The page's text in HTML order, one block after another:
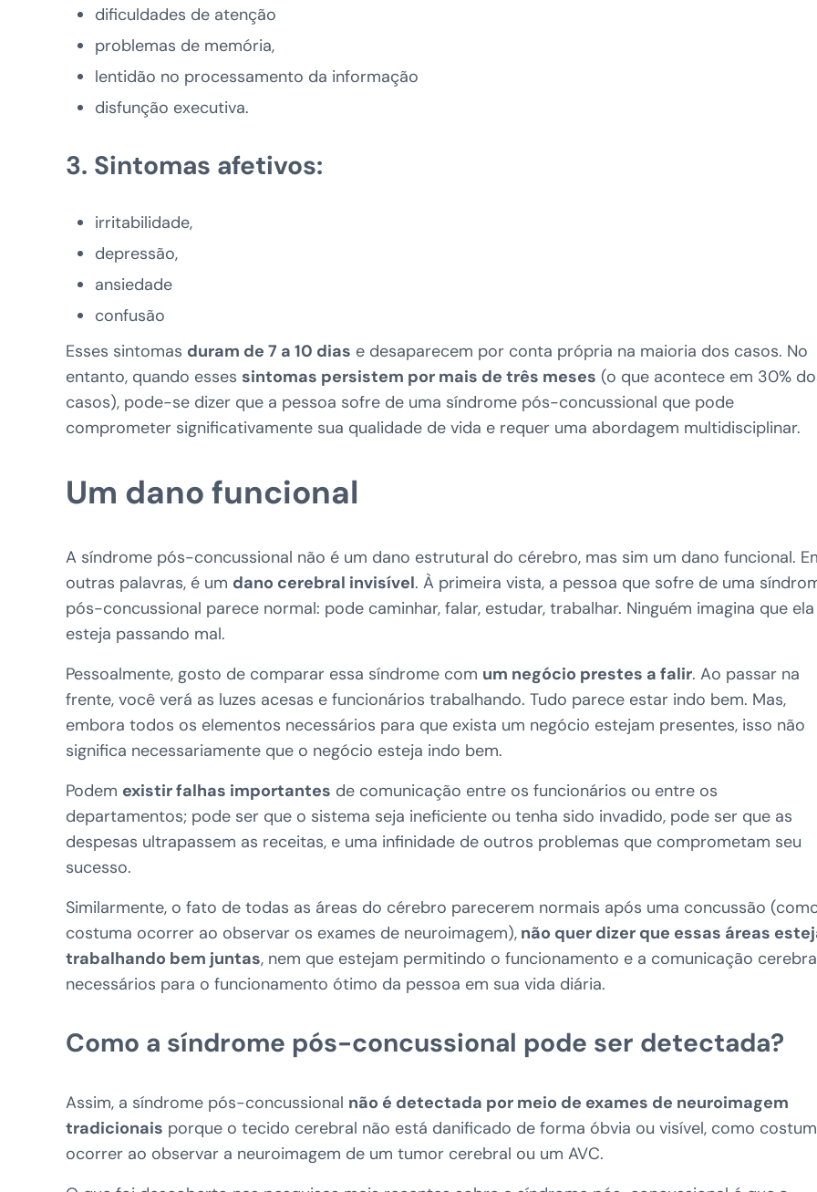
dificuldades de atenção
problemas de memória,
lentidão no processamento da informação
disfunção executiva.
3. Sintomas afetivos:
irritabilidade,
depressão,
ansiedade
confusão
Esses sintomas duram de 7 a 10 dias e desaparecem por conta própria na maioria dos casos. No
entanto, quando esses sintomas persistem por mais de três meses (o que acontece em 30%
casos), pode-se dizer que a pessoa sofre de uma síndrome pós-concussional que pode
comprometer significativamente sua qualidade de vida e requer uma abordagem multidisciplinar.
Um dano funcional
A síndrome pós-concussional não é um dano estrutural do cérebro, mas sim um dano funcional.
outras palavras, é um dano cerebral invisível. À primeira vista, a pessoa que sofre de uma
pós-concussional parece normal: pode caminhar, falar, estudar, trabalhar. Ninguém imagina que ela
esteja passando mal.
Pessoalmente, gosto de comparar essa síndrome com um negócio prestes a falir. Ao passar na
frente, você verá as luzes acesas e funcionários trabalhando. Tudo parece estar indo bem. Mas,
embora todos os elementos necessários para que exista um negócio estejam presentes, isso não
significa necessariamente que o negócio esteja indo bem.
Podem existir falhas importantes de comunicação entre os funcionários ou entre os
departamentos; pode ser que o sistema seja ineficiente ou tenha sido invadido, pode ser que as
despesas ultrapassem as receitas, e uma infinidade de outros problemas que comprometam seu
sucesso.
Similarmente, o fato de todas as áreas do cérebro parecerem normais após uma concussão
costuma ocorrer ao observar os exames de neuroimagem), não quer dizer que essas áreas
trabalhando bem juntas, nem que estejam permitindo o funcionamento e a comunicação
necessários para o funcionamento ótimo da pessoa em sua vida diária.
Como a síndrome pós-concussional pode ser detectada?
Assim, a síndrome pós-concussional não é detectada por meio de exames de neuroimagem
tradicionais porque o tecido cerebral não está danificado de forma óbvia ou visível, como
ocorrer ao observar a neuroimagem de um tumor cerebral ou um AVC.